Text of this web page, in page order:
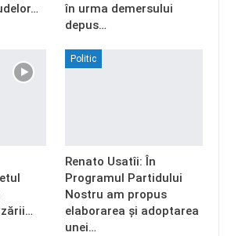
în urma demersului
depus…
Politic
Renato Usatîi: În
Programul Partidului
Nostru am propus
elaborarea și adoptarea
unei…